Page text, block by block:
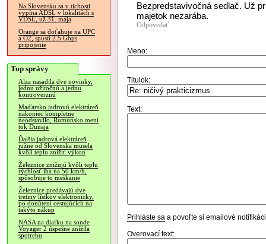
Na Slovensku sa v tichosti
vypína ADSL v lokalitách s
VDSL, už 31. mája
Orange sa doťahuje na UPC
a O2, spustí 2.5 Gbps
pripojenie
Top správy
Alza nasadila dve novinky,
jednu užitočnú a jednu
kontroverznú
Maďarsko jadrovú elektráreň
nakoniec kompletne
neodstavilo, Rumunsko mení
tok Dunaja
Ďalšia jadrová elektráreň
južne od Slovenska musela
kvôli teplu znížiť výkon
Železnice znižujú kvôli teplu
rýchlosť iba na 50 km/h,
spôsobuje to meškanie
Železnice predávajú dve
tretiny lístkov elektronicky,
po donútení cestujúcich na
takýto nákup
NASA na diaľku na sonde
Voyager 2 úspešne znížila
spotrebu
Bezpredstavivočná sedlač. Už
majetok nezarába.
Odpovedať
Meno:
Titulok:
Text:
Prihláste sa a povoľte si emailové
Overovací text: